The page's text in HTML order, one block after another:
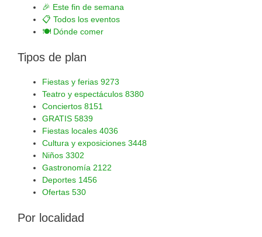
🎉 Este fin de semana
📋 Todos los eventos
🍽️ Dónde comer
Tipos de plan
Fiestas y ferias 9273
Teatro y espectáculos 8380
Conciertos 8151
GRATIS 5839
Fiestas locales 4036
Cultura y exposiciones 3448
Niños 3302
Gastronomía 2122
Deportes 1456
Ofertas 530
Por localidad